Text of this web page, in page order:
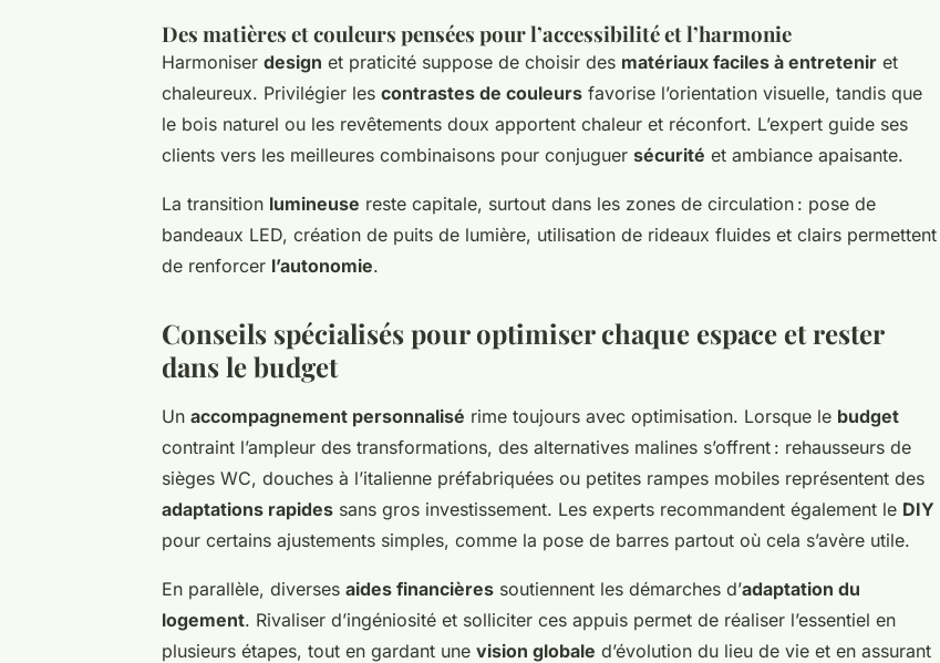
Des matières et couleurs pensées pour l’accessibilité et l’harmonie
Harmoniser design et praticité suppose de choisir des matériaux faciles à entretenir et
chaleureux. Privilégier les contrastes de couleurs favorise l’orientation visuelle, tandis que
le bois naturel ou les revêtements doux apportent chaleur et réconfort. L’expert guide ses
clients vers les meilleures combinaisons pour conjuguer sécurité et ambiance apaisante.
La transition lumineuse reste capitale, surtout dans les zones de circulation : pose de
bandeaux LED, création de puits de lumière, utilisation de rideaux fluides et clairs permettent
de renforcer l’autonomie.
Conseils spécialisés pour optimiser chaque espace et rester
dans le budget
Un accompagnement personnalisé rime toujours avec optimisation. Lorsque le budget
contraint l’ampleur des transformations, des alternatives malines s’offrent : rehausseurs de
sièges WC, douches à l’italienne préfabriquées ou petites rampes mobiles représentent des
adaptations rapides sans gros investissement. Les experts recommandent également le DIY
pour certains ajustements simples, comme la pose de barres partout où cela s’avère utile.
En parallèle, diverses aides financières soutiennent les démarches d’adaptation du
logement. Rivaliser d’ingéniosité et solliciter ces appuis permet de réaliser l’essentiel en
plusieurs étapes, tout en gardant une vision globale d’évolution du lieu de vie et en assurant